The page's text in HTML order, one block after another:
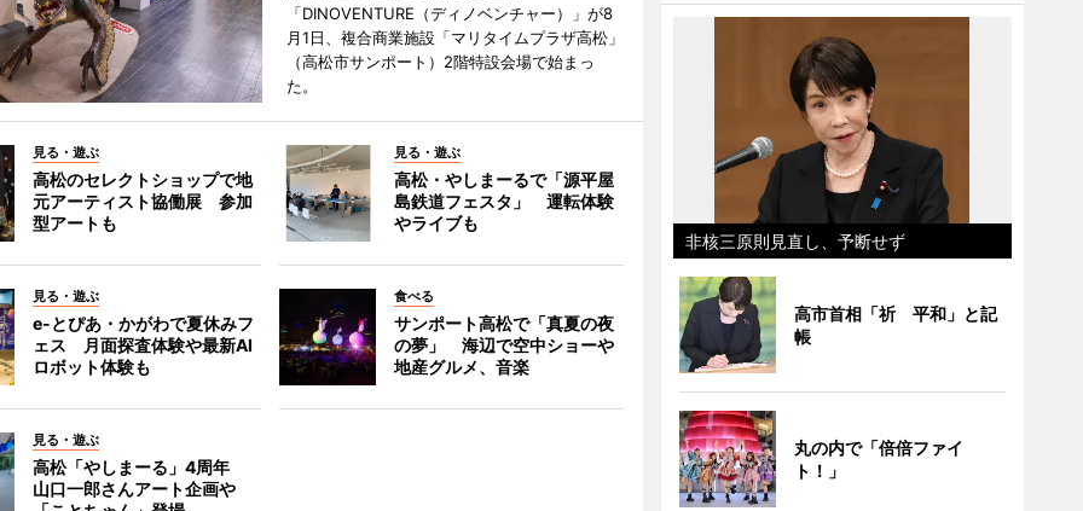
「DINOVENTURE（ディノベンチャー）」が8
月1日、複合商業施設「マリタイムプラザ高松」
（高松市サンポート）2階特設会場で始まっ
た。
見る・遊ぶ
高松のセレクトショップで地
元アーティスト協働展 参加
型アートも
見る・遊ぶ
高松・やしまーるで「源平屋
島鉄道フェスタ」 運転体験
やライブも
見る・遊ぶ
e-とぴあ・かがわで夏休みフ
ェス 月面探査体験や最新AI
ロボット体験も
食べる
サンポート高松で「真夏の夜
の夢」 海辺で空中ショーや
地産グルメ、音楽
見る・遊ぶ
高松「やしまーる」4周年
山口一郎さんアート企画や
非核三原則見直し、予断せず
高市首相「祈 平和」と記
帳
丸の内で「倍倍ファイ
ト！」